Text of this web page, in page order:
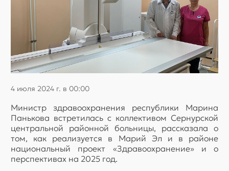
4 июля 2024 г. в 00:00
Министр здравоохранения республики Марина
Панькова встретилась с коллективом Сернурской
центральной районной больницы, рассказала о
том, как реализуется в Марий Эл и в районе
национальный проект «Здравоохранение» и о
перспективах на 2025 год.